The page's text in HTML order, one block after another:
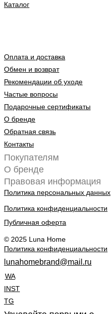
Каталог
Оплата и доставка
Обмен и возврат
Рекомендации об уходе
Частые вопросы
Подарочные сертификаты
О бренде
Обратная связь
Контакты
Покупателям
О бренде
Правовая информация
Политика персональных данных
Политика конфиденциальности
Публичная оферта
© 2025 Luna Home
Политика конфиденциальности
lunahomebrand@mail.ru
WA
INST
TG